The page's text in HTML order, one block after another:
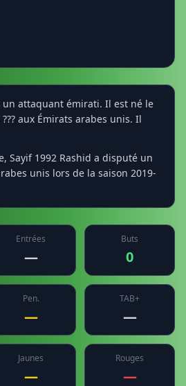
un attaquant émirati. Il est né le
aux Émirats arabes unis. Il
Sayif 1992 Rashid a disputé un
unis lors de la saison 2019-
Entrées
—
Buts
0
Pen.
—
TAB+
—
Jaunes
—
Rouges
—